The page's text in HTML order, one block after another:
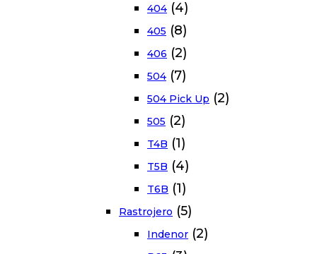
404 (4)
405 (8)
406 (2)
504 (7)
504 Pick Up (2)
505 (2)
T4B (1)
T5B (4)
T6B (1)
Rastrojero (5)
Indenor (2)